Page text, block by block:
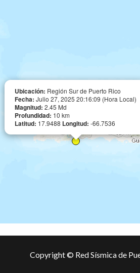
Ubicación: Región Sur de Puerto Rico
Fecha: Julio 27, 2025 20:16:09 (Hora Local)
Magnitud: 2.45 Md
Profundidad: 10 km
Latitud: 17.9488 Longitud: -66.7536
Copyright © Red Sísmica de